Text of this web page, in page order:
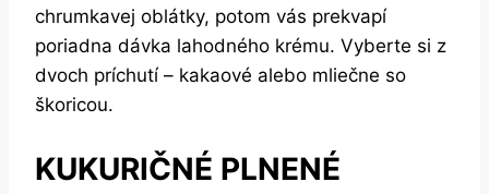
chrumkavej oblátky, potom vás prekvapí
poriadna dávka lahodného krému. Vyberte si z
dvoch príchutí – kakaové alebo mliečne so
škoricou.
KUKURIČNÉ PLNENÉ